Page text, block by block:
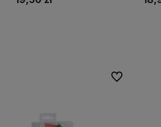
Do ulubionych